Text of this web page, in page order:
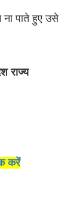
पाते हुए उसे
राज्य
करें